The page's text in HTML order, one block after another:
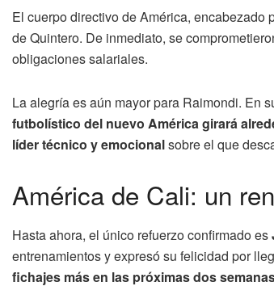
El cuerpo directivo de América, encabezado
de Quintero. De inmediato, se
obligaciones salariales.
La alegría es aún mayor para Raimondi. En
futbolístico del nuevo América girará
líder técnico y emocionalsobre el que
América de Cali: un
Hasta ahora, el único refuerzo confirmado es
entrenamientos y expresó su felicidad por
fichajes más en las próximas dos